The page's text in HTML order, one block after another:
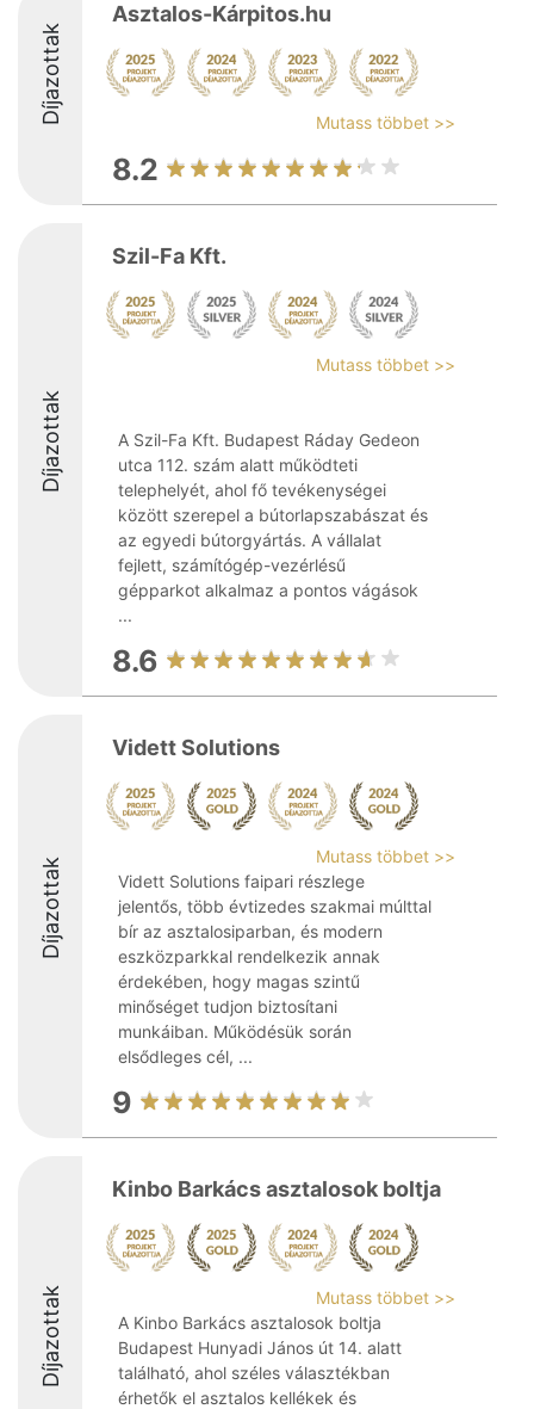
Díjazottak
Asztalos-Kárpitos.hu
Mutass többet >>
8.2
Díjazottak
Szil-Fa Kft.
Mutass többet >>
A Szil-Fa Kft. Budapest Ráday Gedeon
utca 112. szám alatt működteti
telephelyét, ahol fő tevékenységei
között szerepel a bútorlapszabászat és
az egyedi bútorgyártás. A vállalat
fejlett, számítógép-vezérlésű
gépparkot alkalmaz a pontos vágások
...
8.6
Díjazottak
Vidett Solutions
Mutass többet >>
Vidett Solutions faipari részlege
jelentős, több évtizedes szakmai múlttal
bír az asztalosiparban, és modern
eszközparkkal rendelkezik annak
érdekében, hogy magas szintű
minőséget tudjon biztosítani
munkáiban. Működésük során
elsődleges cél, ...
9
Díjazottak
Kinbo Barkács asztalosok boltja
Mutass többet >>
A Kinbo Barkács asztalosok boltja
Budapest Hunyadi János út 14. alatt
található, ahol széles választékban
érhetők el asztalos kellékek és